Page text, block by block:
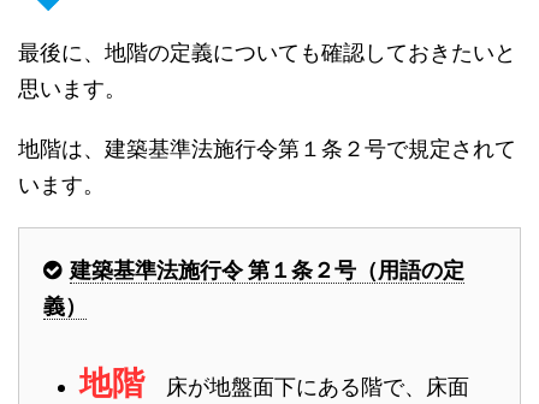
最後に、地階の定義についても確認しておきたいと
思います。
地階は、建築基準法施行令第１条２号で規定されて
います。
建築基準法施行令 第１条２号（用語の定
義）
地階床が地盤面下にある階で、床面